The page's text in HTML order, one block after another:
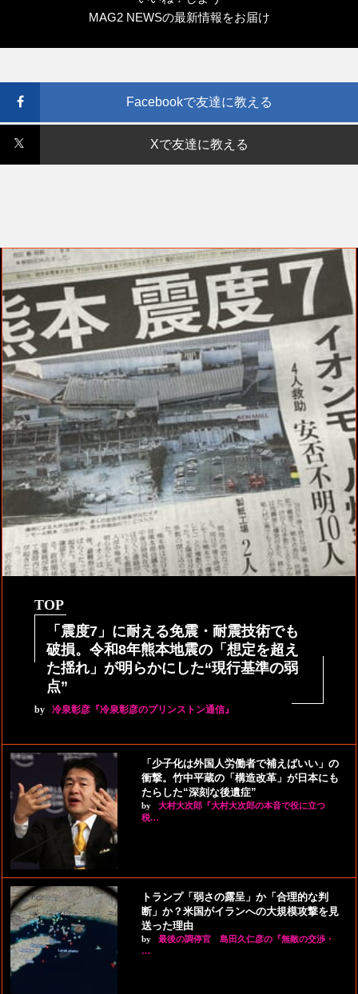
MAG2 NEWSの最新情報をお届け
Facebookで友達に教える
Xで友達に教える
TOP
「震度7」に耐える免震・耐震技術でも
破損。令和8年熊本地震の「想定を超え
た揺れ」が明らかにした“現行基準の弱
点”
by 冷泉彰彦『冷泉彰彦のプリンストン通信』
「少子化は外国人労働者で補えばいい」の
衝撃。竹中平蔵の「構造改革」が日本にも
たらした“深刻な後遺症”
by
大村大次郎『大村大次郎の本音で役に立つ
税…
トランプ「弱さの露呈」か「合理的な判
断」か？米国がイランへの大規模攻撃を見
送った理由
by
最後の調停官 島田久仁彦の『無敵の交渉・
…